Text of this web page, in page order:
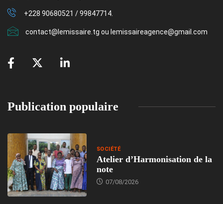
+228 90680521 / 99847714.
contact@lemissaire.tg ou lemissaireagence@gmail.com
Publication populaire
SOCIÉTÉ
Atelier d’Harmonisation de la
note
07/08/2026